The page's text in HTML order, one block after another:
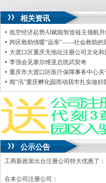
相关资讯
低空经济起势AI赋能智造链主领航
跨区救助情暖“远亲”——社会救助的
大渡口区重庆无地址注册公司文化
李强会见塞尔维亚总统武契奇
重庆市大渡口区医疗保障事务中心
闻“汛”重庆孵化园而动我市扎实做好
公示公告
工商新政策出台注册公司特大优惠了：
在本公司注册公司：